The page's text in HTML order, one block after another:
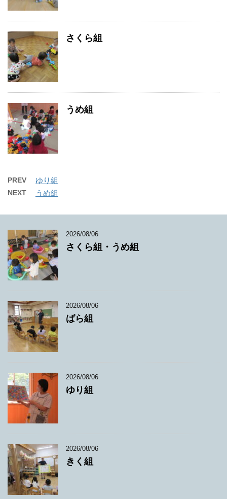
さくら組
うめ組
PREV ゆり組
NEXT うめ組
2026/08/06
さくら組・うめ組
2026/08/06
ばら組
2026/08/06
ゆり組
2026/08/06
きく組